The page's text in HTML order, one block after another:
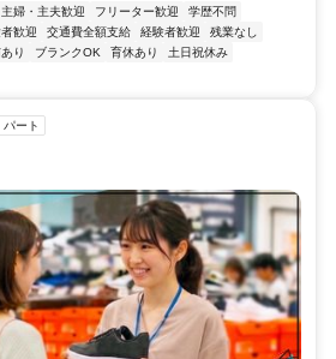
主婦・主夫歓迎 フリーター歓迎
学歴不問
歓迎 交通費全額支給 経験者歓迎
残業なし
り ブランクOK 育休あり
土日祝休み
パート